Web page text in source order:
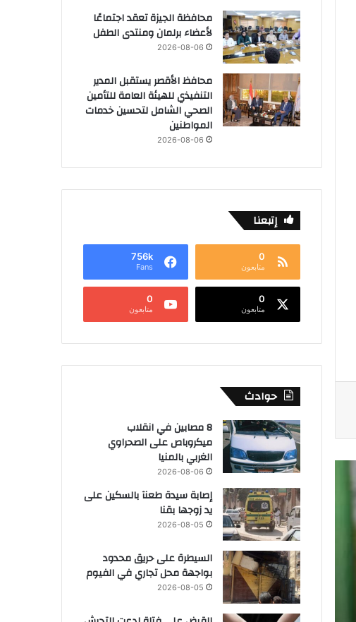
محافظة الجيزة تعقد اجتماعًا
لأعضاء برلمان ومنتدى الطفل
2026-08-06
محافظ الأقصر يستقبل المدير
التنفيذي للهيئة العامة للتأمين
الصحي الشامل لتحسين خدمات
المواطنين
2026-08-06
إتبعنا
0
متابعون
756k
Fans
0
متابعون
0
متابعون
حوادث
8 مصابين في انقلاب
ميكروباص على الصحراوي
الغربي بالمنيا
2026-08-06
إصابة سيدة طعنآ بالسكين على
يد زوجها بقنا
2026-08-05
السيطرة على حريق محدود
بواجهة محل تجاري في الفيوم
2026-08-05